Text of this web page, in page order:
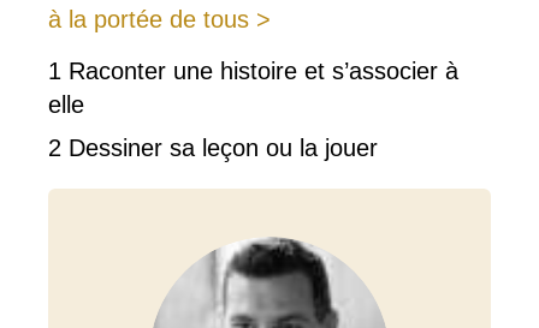
à la portée de tous >
1 Raconter une histoire et s’associer à
elle
2 Dessiner sa leçon ou la jouer